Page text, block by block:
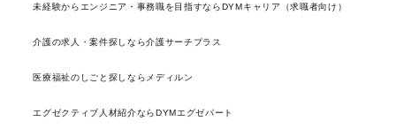
未経験からエンジニア・事務職を目指すならDYMキャリア（求職者向け）
介護の求人・案件探しなら介護サーチプラス
医療福祉のしごと探しならメディルン
エグゼクティブ人材紹介ならDYMエグゼパート